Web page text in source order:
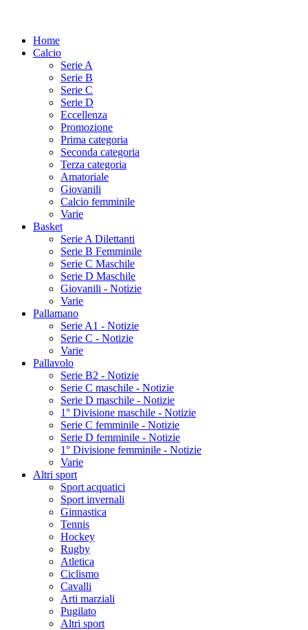
Home
Calcio
Serie A
Serie B
Serie C
Serie D
Eccellenza
Promozione
Prima categoria
Seconda categoria
Terza categoria
Amatoriale
Giovanili
Calcio femminile
Varie
Basket
Serie A Dilettanti
Serie B Femminile
Serie C Maschile
Serie D Maschile
Giovanili - Notizie
Varie
Pallamano
Serie A1 - Notizie
Serie C - Notizie
Varie
Pallavolo
Serie B2 - Notizie
Serie C maschile - Notizie
Serie D maschile - Notizie
1° Divisione maschile - Notizie
Serie C femminile - Notizie
Serie D femminile - Notizie
1° Divisione femminile - Notizie
Varie
Altri sport
Sport acquatici
Sport invernali
Ginnastica
Tennis
Hockey
Rugby
Atletica
Ciclismo
Cavalli
Arti marziali
Pugilato
Altri sport